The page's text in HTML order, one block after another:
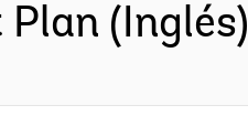
(Inglés)